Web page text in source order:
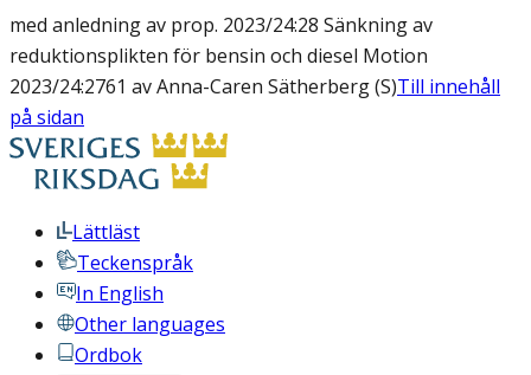
med anledning av prop. 2023/24:28 Sänkning av
reduktionsplikten för bensin och diesel Motion
2023/24:2761 av Anna-Caren Sätherberg (S)Till innehåll
på sidan
Lättläst
Teckenspråk
In English
Other languages
Ordbok